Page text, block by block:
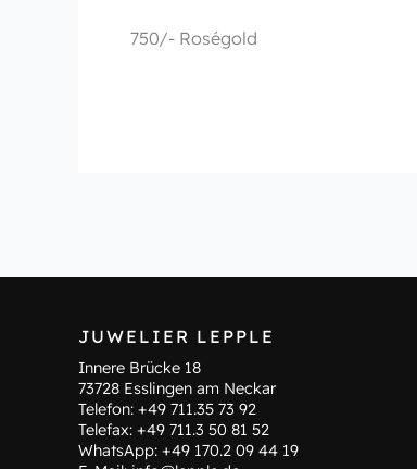
750/- Roségold
JUWELIER LEPPLE
Innere Brücke 18
73728 Esslingen am Neckar
Telefon: +49 711.35 73 92
Telefax: +49 711.3 50 81 52
WhatsApp: +49 170.2 09 44 19